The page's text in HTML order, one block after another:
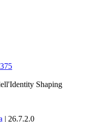
Shaping
| 26.7.2.0